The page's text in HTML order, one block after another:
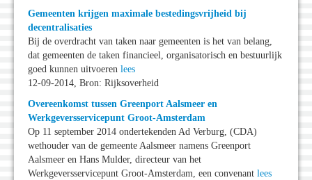
Gemeenten krijgen maximale bestedingsvrijheid bij
decentralisaties
Bij de overdracht van taken naar gemeenten is het van belang,
dat gemeenten de taken financieel, organisatorisch en bestuurlijk
goed kunnen uitvoeren lees
12-09-2014, Bron: Rijksoverheid
Overeenkomst tussen Greenport Aalsmeer en
Werkgeversservicepunt Groot-Amsterdam
Op 11 september 2014 ondertekenden Ad Verburg, (CDA)
wethouder van de gemeente Aalsmeer namens Greenport
Aalsmeer en Hans Mulder, directeur van het
Werkgeversservicepunt Groot-Amsterdam, een convenant lees